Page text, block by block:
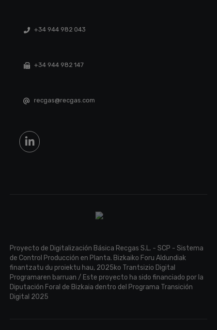
+34 944 982 043
+34 944 982 147
recgas@recgas.com
Proyecto de Digitalización Básica Recgas S.L. - SCP - Sistema
de Control Producción en Planta. Bizkaiko Foru Aldundiak
finantzatu du proiektu hau, 2025ko Trantsizio Digital
Programaren barruan / Este proyecto ha sido financiado por la
Diputación Foral de Bizkaia dentro del Programa Transición
Digital 2025